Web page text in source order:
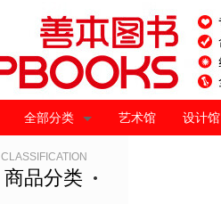
全部分类 艺术馆 设计馆
CLASSIFICATION
商品分类